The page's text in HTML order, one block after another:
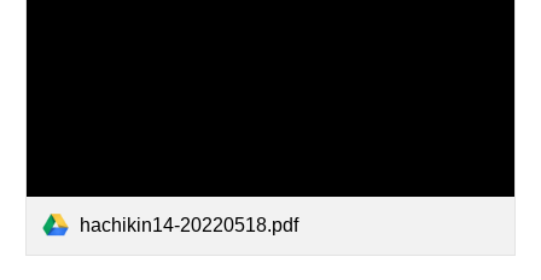
hachikin14-20220518.pdf